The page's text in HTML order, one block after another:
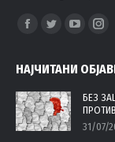
Find us on:
Facebook
opens
in
new
window
Twitter
opens
in
new
window
YouTube
opens
new
window
in
new
НАЈЧИТАНИ
БЕЗ
31/07/